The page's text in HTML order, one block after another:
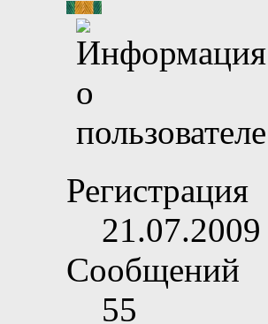
Регистрация
21.07.2009
Сообщений
55